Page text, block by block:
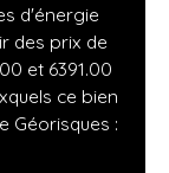
d'énergie
des prix de
et 6391.00
ce bien
Géorisques :